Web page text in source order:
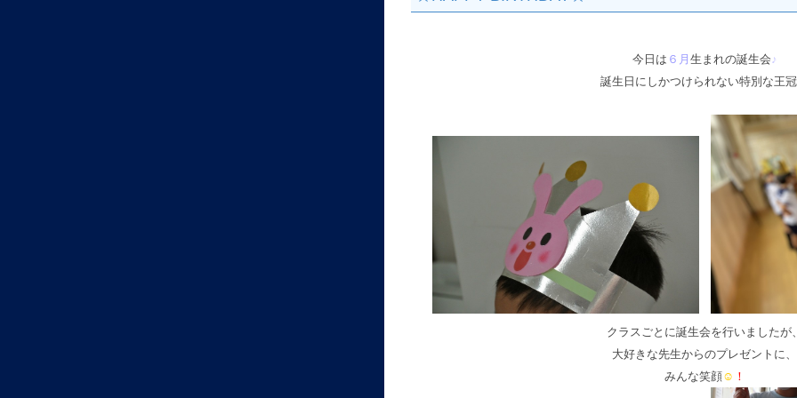
今日は ６月 生まれの誕生会♪
誕生日にしかつけられない特別な王冠
クラスごとに誕生会を行いましたが
大好きな先生からのプレゼントに、
みんな笑顔☺ ！